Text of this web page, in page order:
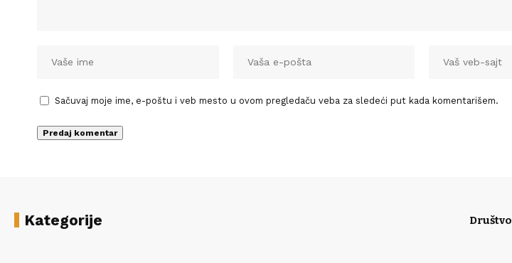
Sačuvaj moje ime, e-poštu i veb mesto u ovom pregledaču veba za sledeći put kada komentarišem.
Kategorije Društvo